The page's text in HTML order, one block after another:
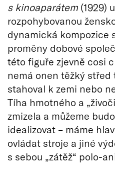
s kinoaparátem (1929)
rozpohybovanou
dynamická kompozice
proměny dobové
této figuře zjevně cosi
nemá onen těžký střed
stahoval k zemi nebo
Tíha hmotného a
zmizela a můžeme
idealizovat – máme
ovládat stroje a jiné
s sebou „zátěž“ polo-